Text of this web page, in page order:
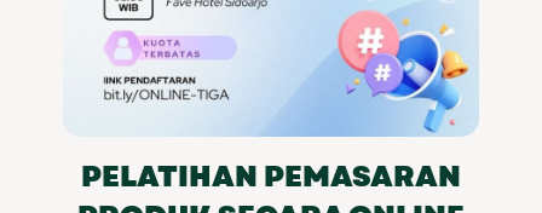
PELATIHAN PEMASARAN